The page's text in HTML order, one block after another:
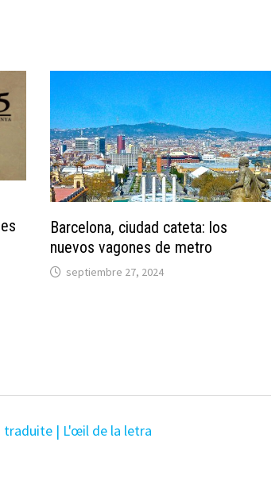
Barcelona, ciudad cateta: los
nuevos vagones de metro
septiembre 27, 2024
traduite | L'œil de la letra